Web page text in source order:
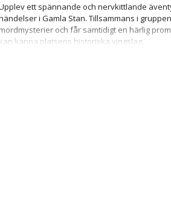
ett spännande och nervkittlande
i Gamla Stan. Tillsammans i
mordmysterier och får samtidigt en härlig
kan känna platsens historiska vingslag.
Vi vill bidra till att skapa förutsättningar för